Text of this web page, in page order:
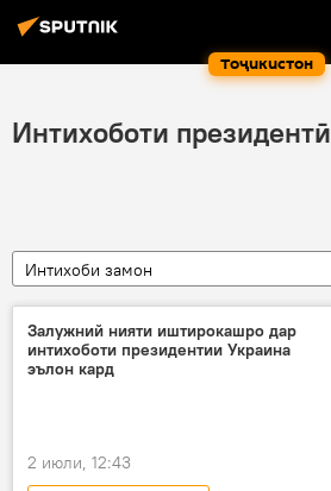
Тоҷикистон
Интихоботи президентӣ
Интихоби замон
Залужний нияти иштирокашро дар
интихоботи президентии Украина
эълон кард
2 июли, 12:43